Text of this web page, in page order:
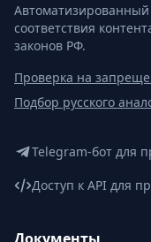
соответствия
законов РФ.
Проверка на
Подбор русского
Telegram-бот для
Доступ к API для